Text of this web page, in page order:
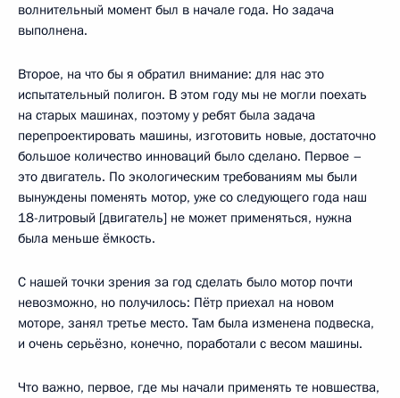
волнительный момент был в начале года. Но задача
выполнена.
Второе, на что бы я обратил внимание: для нас это
испытательный полигон. В этом году мы не могли поехать
на старых машинах, поэтому у ребят была задача
перепроектировать машины, изготовить новые, достаточно
большое количество инноваций было сделано. Первое –
это двигатель. По экологическим требованиям мы были
вынуждены поменять мотор, уже со следующего года наш
18-литровый [двигатель] не может применяться, нужна
была меньше ёмкость.
С нашей точки зрения за год сделать было мотор почти
невозможно, но получилось: Пётр приехал на новом
моторе, занял третье место. Там была изменена подвеска,
и очень серьёзно, конечно, поработали с весом машины.
Что важно, первое, где мы начали применять те новшества,